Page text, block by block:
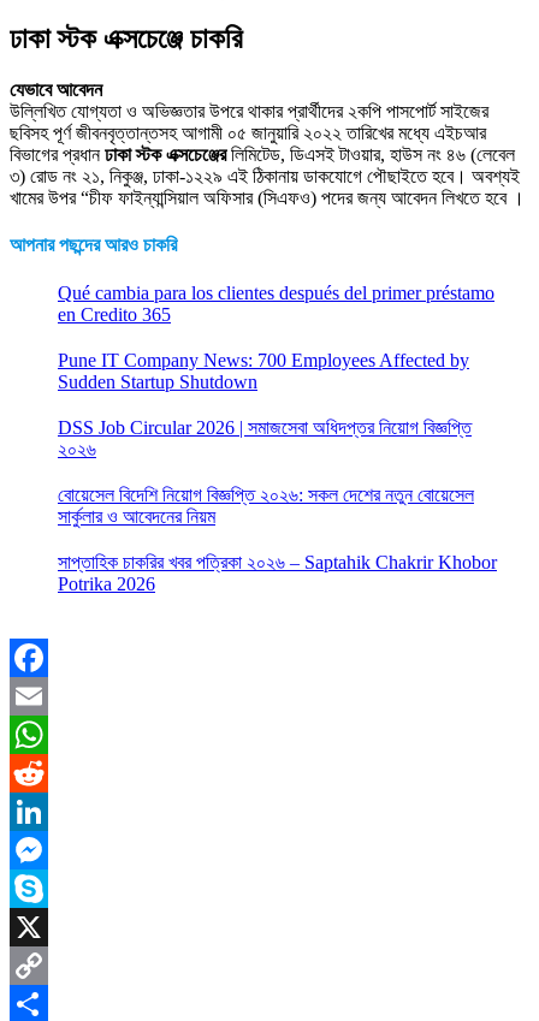
ঢাকা স্টক এক্সচেঞ্জে চাকরি
যেভাবে আবেদন
উল্লিখিত যোগ্যতা ও অভিজ্ঞতার উপরে থাকার প্রার্থীদের ২কপি পাসপোর্ট সাইজের
ছবিসহ পূর্ণ জীবনবৃত্তান্তসহ আগামী ০৫ জানুয়ারি ২০২২ তারিখের মধ্যে এইচআর
বিভাগের প্রধানঢাকা স্টক এক্সচেঞ্জেরলিমিটেড, ডিএসই টাওয়ার, হাউস নং ৪৬ (লেবেল
৩) রোড নং ২১, নিকুঞ্জ, ঢাকা-১২২৯ এই ঠিকানায় ডাকযোগে পৌছাইতে হবে। অবশ্যই
খামের উপর “চীফ ফাইন্যান্সিয়াল অফিসার (সিএফও) পদের জন্য আবেদন লিখতে হবে ।
আপনার পছন্দের আরও চাকরি
Qué cambia para los clientes después del primer préstamo
en Credito 365
Pune IT Company News: 700 Employees Affected by
Sudden Startup Shutdown
DSS Job Circular 2026 | সমাজসেবা অধিদপ্তর নিয়োগ বিজ্ঞপ্তি
২০২৬
বোয়েসেল বিদেশি নিয়োগ বিজ্ঞপ্তি ২০২৬: সকল দেশের নতুন বোয়েসেল
সার্কুলার ও আবেদনের নিয়ম
সাপ্তাহিক চাকরির খবর পত্রিকা ২০২৬ – Saptahik Chakrir Khobor
Potrika 2026
Facebook
Email
WhatsApp
Reddit
LinkedIn
Messenger
Skype
X
Copy